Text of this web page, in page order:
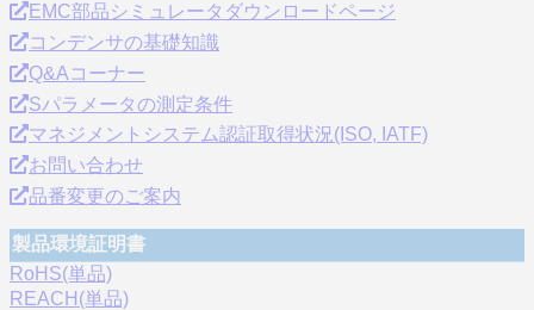
EMC部品シミュレータダウンロードページ
コンデンサの基礎知識
Q&Aコーナー
Sパラメータの測定条件
マネジメントシステム認証取得状況(ISO, IATF)
お問い合わせ
品番変更のご案内
製品環境証明書
RoHS(単品)
REACH(単品)